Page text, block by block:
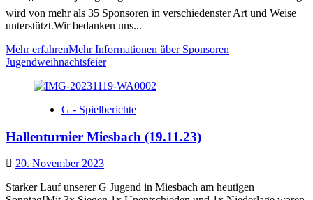
wird von mehr als 35 Sponsoren in verschiedenster Art und Weise
unterstützt.Wir bedanken uns...
Mehr erfahrenMehr Informationen über Sponsoren
Jugendweihnachtsfeier
G - Spielberichte
Hallenturnier Miesbach (19.11.23)
20. November 2023
Starker Lauf unserer G Jugend in Miesbach am heutigen